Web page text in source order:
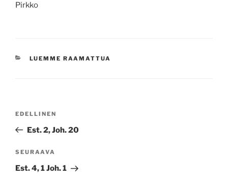
Pirkko
KATEGORIAT
LUEMME RAAMATTUA
Edellinen
artikkeli
EDELLINEN
Est. 2, Joh. 20
Seuraava
artikkeli
SEURAAVA
Est. 4, 1 Joh. 1